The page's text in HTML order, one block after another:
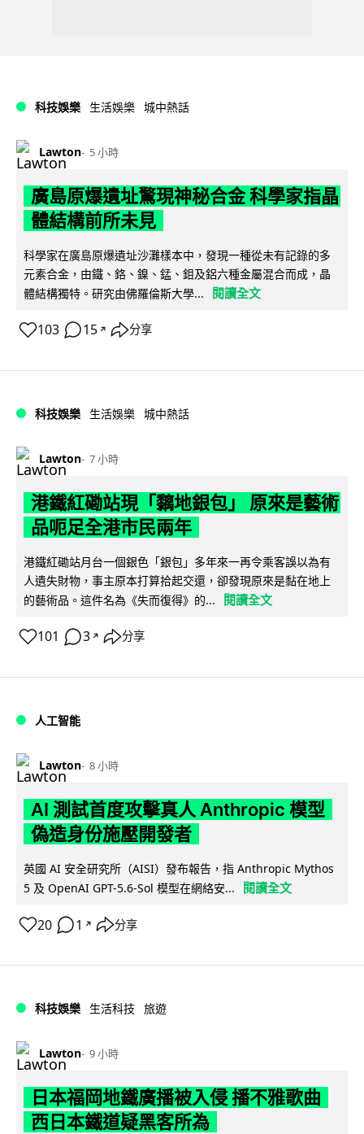
科技娛樂 生活娛樂 城中熱話
Lawton 5 小時
廣島原爆遺址驚現神秘合金 科學家指晶
體結構前所未見
科學家在廣島原爆遺址沙灘樣本中，發現一種從未有記錄的多
元素合金，由鐵、鉻、鎳、錳、鉬及鋁六種金屬混合而成，晶
體結構獨特。研究由佛羅倫斯大學...
閱讀全文
103 15 ↗ 分享
科技娛樂 生活娛樂 城中熱話
Lawton 7 小時
港鐵紅磡站現「黐地銀包」 原來是藝術
品呃足全港市民兩年
港鐵紅磡站月台一個銀色「銀包」多年來一再令乘客誤以為有
人遺失財物，事主原本打算拾起交還，卻發現原來是黏在地上
的藝術品。這件名為《失而復得》的...
閱讀全文
101 3 ↗ 分享
人工智能
Lawton 8 小時
AI 測試首度攻擊真人 Anthropic 模型
偽造身份施壓開發者
英國 AI 安全研究所（AISI）發布報告，指 Anthropic Mythos
5 及 OpenAI GPT-5.6-Sol 模型在網絡安...
閱讀全文
20 1 ↗ 分享
科技娛樂 生活科技 旅遊
Lawton 9 小時
日本福岡地鐵廣播被入侵 播不雅歌曲
西日本鐵道疑黑客所為